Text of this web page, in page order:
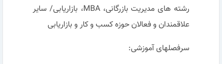
رشته های مدیریت بازرگانی، MBA، بازاریابی/ سایر
علاقمندان و فعالان حوزه کسب و کار و بازاریابی
سرفصلهای آموزشی: